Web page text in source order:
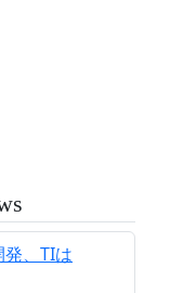
、TIは